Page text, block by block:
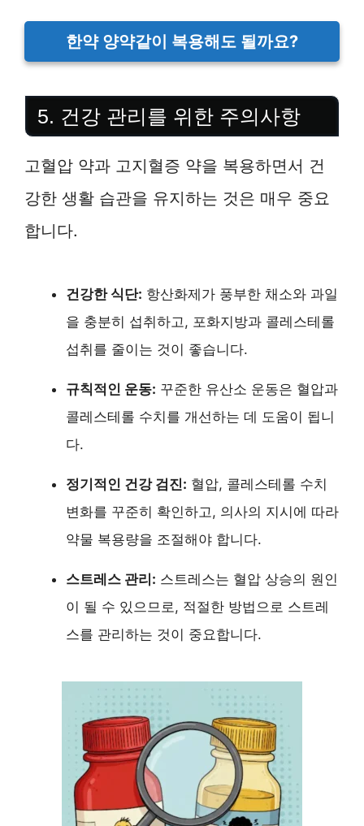
한약 양약같이 복용해도 될까요?
5. 건강 관리를 위한 주의사항
고혈압 약과 고지혈증 약을 복용하면서 건
강한 생활 습관을 유지하는 것은 매우 중요
합니다.
건강한 식단: 항산화제가 풍부한 채소와 과일
을 충분히 섭취하고, 포화지방과 콜레스테롤
섭취를 줄이는 것이 좋습니다.
규칙적인 운동: 꾸준한 유산소 운동은 혈압과
콜레스테롤 수치를 개선하는 데 도움이 됩니
다.
정기적인 건강 검진: 혈압, 콜레스테롤 수치
변화를 꾸준히 확인하고, 의사의 지시에 따라
약물 복용량을 조절해야 합니다.
스트레스 관리: 스트레스는 혈압 상승의 원인
이 될 수 있으므로, 적절한 방법으로 스트레
스를 관리하는 것이 중요합니다.